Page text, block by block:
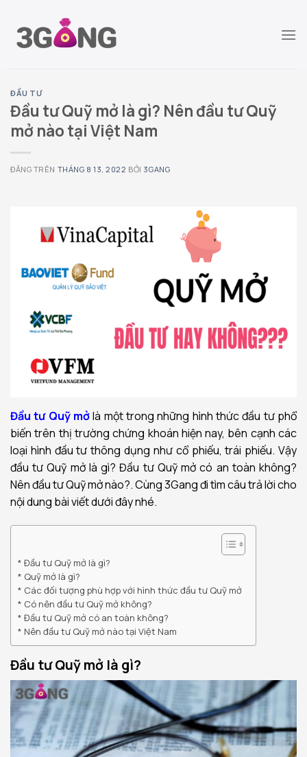
đến
ĐẦU TƯ
Đầu tư Quỹ mở là gì? Nên đầu tư Quỹ
mở nào tại Việt Nam
ĐĂNG TRÊN THÁNG 8 13, 2022 BỞI 3GANG
Đầu tư Quỹ mởlà một trong những hình thức đầu tư phổ
biến trên thị trường chứng khoán hiện nay, bên cạnh các
loại hình đầu tư thông dụng như cổ phiếu, trái phiếu. Vậy
đầu tư Quỹ mở là gì? Đầu tư Quỹ mở có an toàn không?
Nên đầu tư Quỹ mở nào?. Cùng 3Gang đi tìm câu trả lời cho
nội dung bài viết dưới đây nhé.
Đầu tư Quỹ mở là gì?
Quỹ mở là gì?
Các đối tượng phù hợp với hình thức đầu tư Quỹ mở
Có nên đầu tư Quỹ mở không?
Đầu tư Quỹ mở có an toàn không?
Nên đầu tư Quỹ mở nào tại Việt Nam
Đầu tư Quỹ mở là gì?